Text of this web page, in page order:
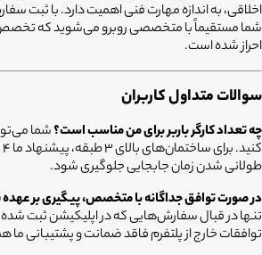
اخلاقی، به اندازه مهارت فنی اهمیت دارد. با ثبت
شما مستقیماً با متخصصی روبرو می‌شوید که تخصص
احراز شده است.
سوالات متداول کاربران
چه تعداد کارگر باربر برای من مناسب است؟
طولانی شدن زمان جابجایی جلوگیری شود.
در صورت توافق جداگانه با متخصص، پیگیری بر
تنها در قبال سفارش‌هایی که در اپلیکیشن ثبت
توافقات خارج از پلتفرم فاقد ضمانت و پشتیبانی ما